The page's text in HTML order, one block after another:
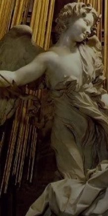
machte.